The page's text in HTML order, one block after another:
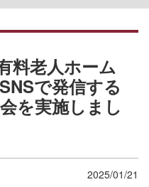
料老人ホーム
で発信する
を実施しまし
2025/01/21